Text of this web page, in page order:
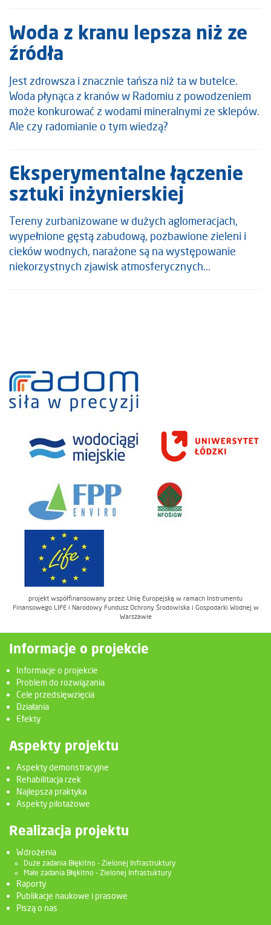
Woda z kranu lepsza niż ze
źródła
Jest zdrowsza i znacznie tańsza niż ta w butelce.
Woda płynąca z kranów w Radomiu z powodzeniem
może konkurować z wodami mineralnymi ze sklepów.
Ale czy radomianie o tym wiedzą?
Eksperymentalne łączenie
sztuki inżynierskiej
Tereny zurbanizowane w dużych aglomeracjach,
wypełnione gęstą zabudową, pozbawione zieleni i
cieków wodnych, narażone są na występowanie
niekorzystnych zjawisk atmosferycznych...
projekt współfinansowany przez: Unię Europejską w ramach Instrumentu
Finansowego LIFE i Narodowy Fundusz Ochrony Środowiska i Gospodarki Wodnej w
Warszawie
Informacje o projekcie
Informacje o projekcie
Problem do rozwiązania
Cele przedsięwzięcia
Działania
Efekty
Aspekty projektu
Aspekty demonstracyjne
Rehabilitacja rzek
Najlepsza praktyka
Aspekty pilotażowe
Realizacja projektu
Wdrożenia
Duże zadania Błękitno - Zielonej Infrastruktury
Małe zadania Błękitno - Zielonej Infrastuktury
Raporty
Publikacje naukowe i prasowe
Piszą o nas